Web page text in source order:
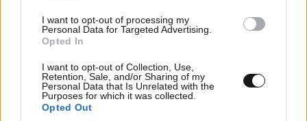
I want to opt-out of processing my
Personal Data for Targeted Advertising.
Opted In
I want to opt-out of Collection, Use,
Retention, Sale, and/or Sharing of my
Personal Data that Is Unrelated with the
Purposes for which it was collected.
Opted Out
Τα [...] που θέλουν ιδιωτικοποίηση τον ΜΜΜ σαν τον
Απαντήστε